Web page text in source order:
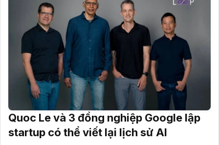
Quoc Le và 3 đồng nghiệp Google lập
startup có thể viết lại lịch sử AI